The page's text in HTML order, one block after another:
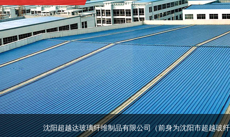
沈阳超越达玻璃纤维制品有限公司（前身为沈阳市超越玻纤